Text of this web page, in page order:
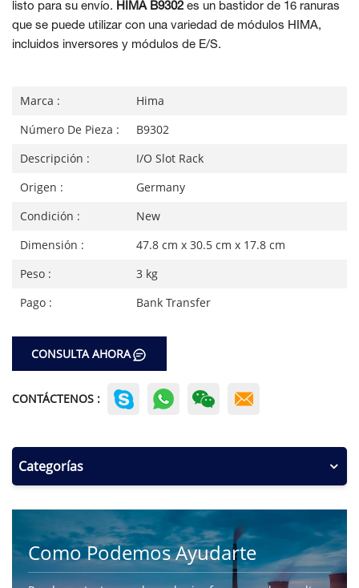
listo para su envío. HIMA B9302 es un bastidor de 16 ranuras
que se puede utilizar con una variedad de módulos HIMA,
incluidos inversores y módulos de E/S.
Marca :
Hima
Número De Pieza :
B9302
Descripción :
I/O Slot Rack
Origen :
Germany
Condición :
New
Dimensión :
47.8 cm x 30.5 cm x 17.8 cm
Peso :
3 kg
Pago :
Bank Transfer
CONSULTA AHORA
CONTÁCTENOS :
Categorías
Como Podemos Ayudarte